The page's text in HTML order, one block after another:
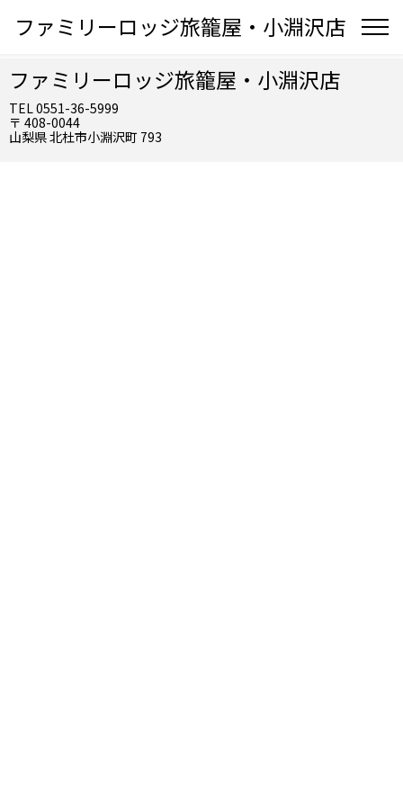
ファミリーロッジ旅籠屋・小淵沢店
ファミリーロッジ旅籠屋・小淵沢店
TEL 0551-36-5999
〒 408-0044
山梨県 北杜市小淵沢町 793